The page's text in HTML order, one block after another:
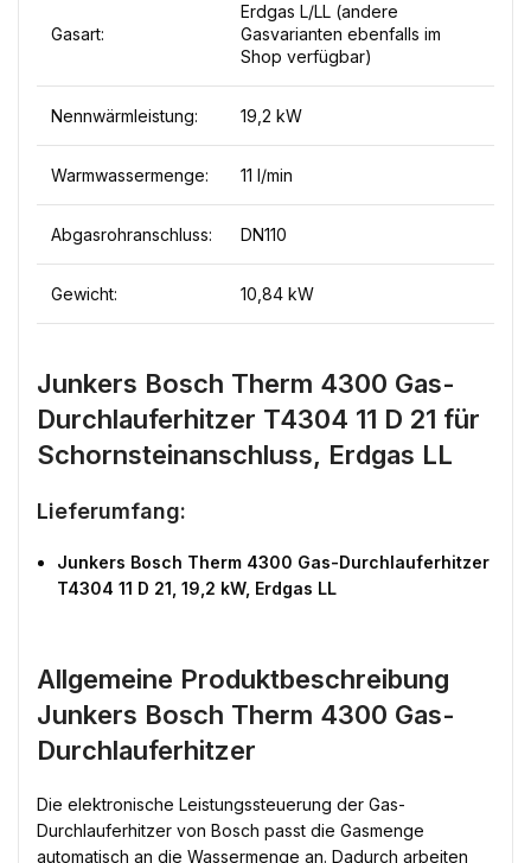
Gasart:
Erdgas L/LL (andere
Gasvarianten ebenfalls im
Shop verfügbar)
Nennwärmleistung: 19,2 kW
Warmwassermenge: 11 l/min
Abgasrohranschluss: DN110
Gewicht: 10,84 kW
Junkers Bosch Therm 4300 Gas-
Durchlauferhitzer T4304 11 D 21 für
Schornsteinanschluss, Erdgas LL
Lieferumfang:
Junkers Bosch Therm 4300 Gas-Durchlauferhitzer
T4304 11 D 21, 19,2 kW, Erdgas LL
Allgemeine Produktbeschreibung
Junkers Bosch Therm 4300 Gas-
Durchlauferhitzer
Die elektronische Leistungssteuerung der Gas-
Durchlauferhitzer von Bosch passt die Gasmenge
automatisch an die Wassermenge an. Dadurch arbeiten